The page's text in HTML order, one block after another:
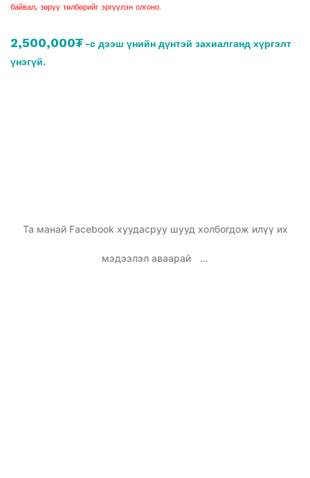
байвал, зөрүү төлбөрийг эргүүлэн олгоно.
2,500,000₮ -с дээш үнийн дүнтэй захиалганд хүргэлт
үнэгүй.
Та манай Facebook хуудасруу шууд холбогдож илүү их
мэдээлэл аваарай ...